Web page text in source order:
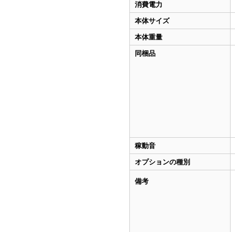
消費電力
本体サイズ
本体重量
同梱品
稼動音
オプションの種別
備考